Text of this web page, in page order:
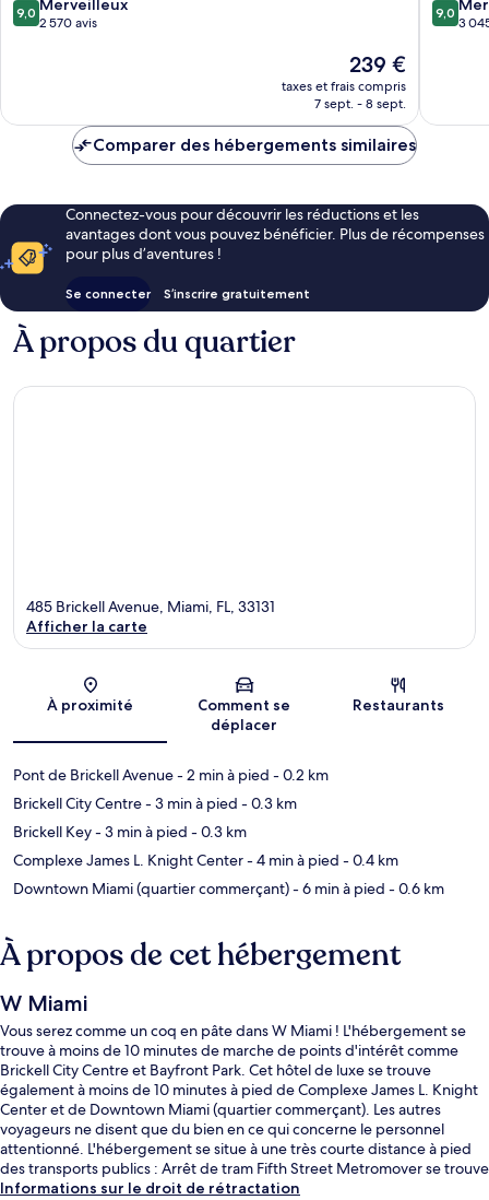
sur
9,0
2 570 avis
Le
nouveau
prix
de
239 €
taxes et frais compris
7 sept. - 8 sept.
sur
9,0
3
Comparer des hébergements similaires
Connectez-vous pour découvrir les réductions et les
avantages dont vous pouvez bénéficier. Plus de récompenses
pour plus d’aventures !
Se connecter S’inscrire gratuitement
À propos du quartier
Carte
485 Brickell Avenue, Miami, FL, 33131
Afficher la carte
À proximité
Comment se
déplacer
Restaurants
Pont de Brickell Avenue- 2 min à pied - 0.2 km
Brickell City Centre- 3 min à pied - 0.3 km
Brickell Key- 3 min à pied - 0.3 km
Complexe James L. Knight Center- 4 min à pied - 0.4 km
Downtown Miami (quartier commerçant)- 6 min à pied - 0.6 km
À propos de cet hébergement
W Miami
Vous serez comme un coq en pâte dans W Miami ! L'hébergement se
trouve à moins de 10 minutes de marche de points d'intérêt comme
Brickell City Centre et Bayfront Park. Cet hôtel de luxe se trouve
également à moins de 10 minutes à pied de Complexe James L. Knight
Center et de Downtown Miami (quartier commerçant). Les autres
voyageurs ne disent que du bien en ce qui concerne le personnel
attentionné. L'hébergement se situe à une très courte distance à pied
des transports publics : Arrêt de tram Fifth Street Metromover se trouve
à 3 min et Arrêt de tram Eighth Street Metromover, à 6 min.
Informations sur le droit de rétractation